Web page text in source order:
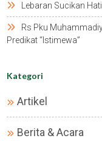
Lebaran Sucikan
Rs Pku
Predikat “istimewa”
Kategori
Artikel
Berita & Acara